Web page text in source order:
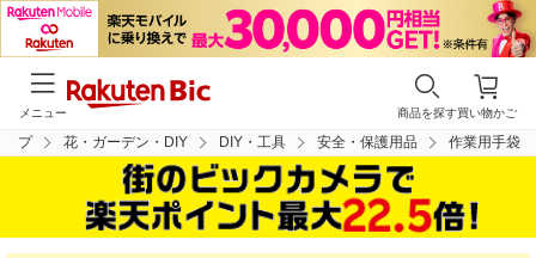
買い物かご
商品を探す
メニュー
ップ 花・ガーデン・DIY DIY・工具 安全・保護用品 作業用手袋